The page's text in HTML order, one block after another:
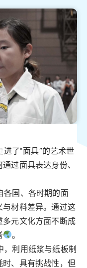
了“面具”的艺术世
过面具表达身份、
各国、各时期的面
材料差异。通过这
元文化方面不断成
。
，利用纸浆与纸板制
、具有挑战性，但